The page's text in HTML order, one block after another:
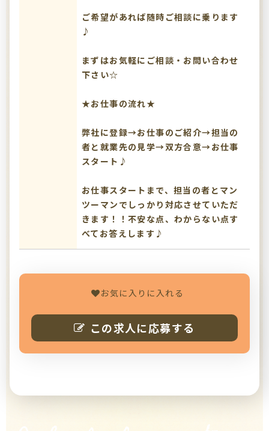
ご希望があれば随時ご相談に乗ります
♪
まずはお気軽にご相談・お問い合わせ
下さい☆
★お仕事の流れ★
弊社に登録→お仕事のご紹介→担当の
者と就業先の見学→双方合意→お仕事
スタート♪
お仕事スタートまで、担当の者とマン
ツーマンでしっかり対応させていただ
きます！！不安な点、わからない点す
べてお答えします♪
お気に入りに入れる
この求人に応募する